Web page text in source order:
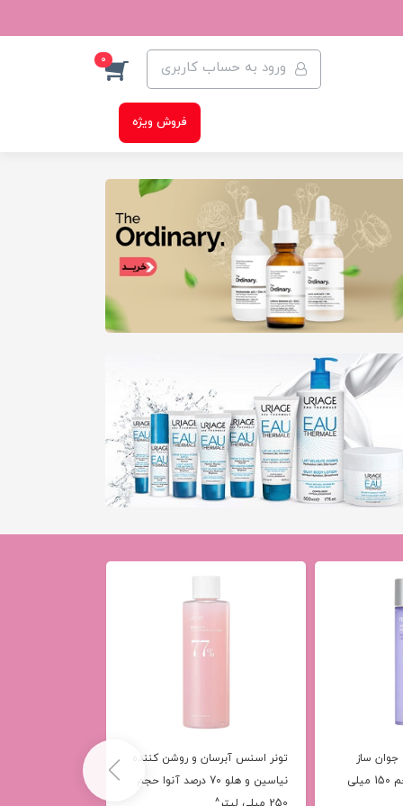
ورود به حساب کاربری 0
فروش ویژه
جوان ساز
شماره 9 نامبوزین حجم 150 میلی
تونر اسنس آبرسان و روشن کننده
نیاسین و هلو 70 درصد آنوا حجم